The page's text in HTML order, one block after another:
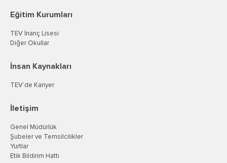
Eğitim Kurumları
TEV İnanç Lisesi
Diğer Okullar
İnsan Kaynakları
TEV’de Kariyer
İletişim
Genel Müdürlük
Şubeler ve Temsilcilikler
Yurtlar
Etik Bildirim Hattı